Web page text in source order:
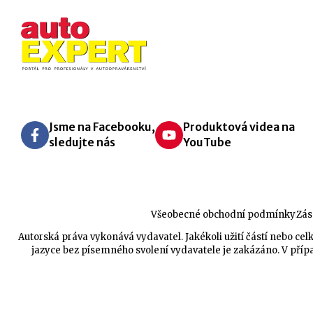
Jsme na Facebooku,
sledujte nás
Produktová videa na
YouTube
Všeobecné obchodní podmínky
Autorská práva vykonává vydavatel. Jakékoli užití částí nebo
jazyce bez písemného svolení vydavatele je zakázáno. V